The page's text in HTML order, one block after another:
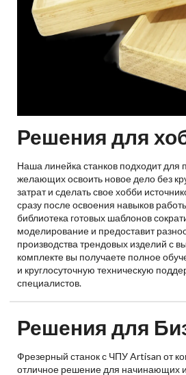
Решения для
Наша линейка станков подходит для
желающих освоить новое дело без
затрат и сделать свое хобби
сразу после освоения навыков
библиотека готовых шаблонов
моделирование и предоставит
производства трендовых изделий с
комплекте вы получаете полное
и круглосуточную техническую
специалистов.
Решения для
Фрезерный станок с ЧПУ Artisan от
отличное решение для начинающих